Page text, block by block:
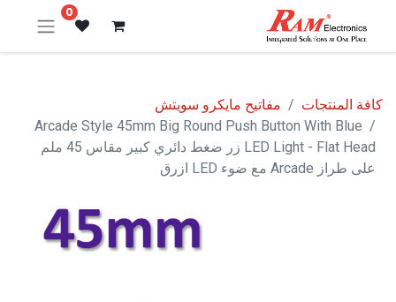
0
كافة المنتجات
مفاتيح مايكرو سويتش
Arcade Style 45mm Big Round Push Button With Blue
LED Light - Flat Head زر ضغط دائري كبير مقاس 45 ملم
على طراز Arcade مع ضوء LED ازرق